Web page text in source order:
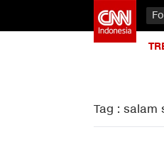
Tag : salam